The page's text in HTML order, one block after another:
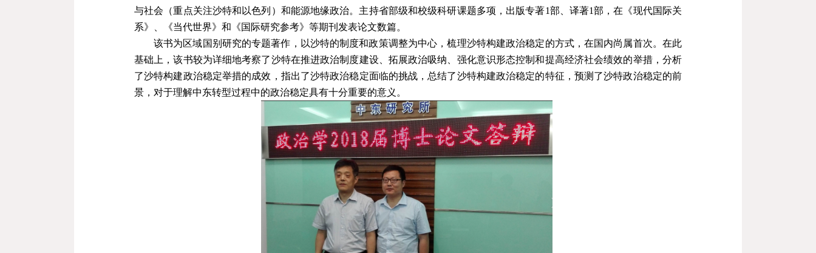
与社会（重点关注沙特和以色列）和能源地缘政治。主持省部级和校级科研课题多项，出版专著1部、译著1部，在《现代国际关
系》、《当代世界》和《国际研究参考》等期刊发表论文数篇。
该书为区域国别研究的专题著作，以沙特的制度和政策调整为中心，梳理沙特构建政治稳定的方式，在国内尚属首次。在此
基础上，该书较为详细地考察了沙特在推进政治制度建设、拓展政治吸纳、强化意识形态控制和提高经济社会绩效的举措，分析
了沙特构建政治稳定举措的成效，指出了沙特政治稳定面临的挑战，总结了沙特构建政治稳定的特征，预测了沙特政治稳定的前
景，对于理解中东转型过程中的政治稳定具有十分重要的意义。